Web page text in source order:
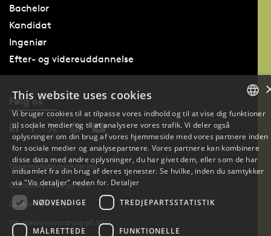
Bachelor
Kandidat
Ingeniør
Efter- og videreuddannelse
Følg os
Tilgængelighedserklæring
Databeskyttelse på SDU
Cookie indstillinger
Whistleblowerordning på SDU
DANISH
This website uses cookies
Vi bruger cookies til at tilpasse vores indhold og til at vise dig funktioner
til sociale medier og til at analysere vores trafik. Vi deler også
oplysninger om din brug af vores hjemmeside med vores partnere inden
for sociale medier og analysepartnere. Vores partnere kan kombinere
disse data med andre oplysninger, du har givet dem, eller som de har
indsamlet fra din brug af deres tjenester. Se hvilke, inden du samtykker
via "Vis detaljer" neden for. Detaljer
NØDVENDIGE
TREDJEPARTSSTATISTIK
MÅLRETTEDE FUNKTIONELLE